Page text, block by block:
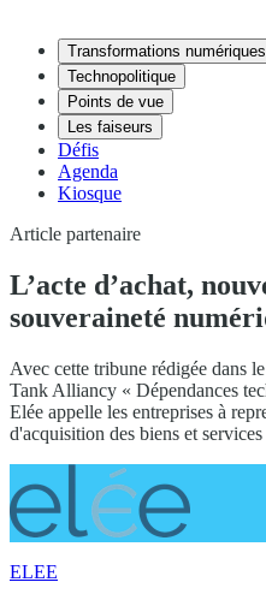
Transformations numériques
Technopolitique
Points de vue
Les faiseurs
Défis
Agenda
Kiosque
Article partenaire
L’acte d’achat,
souveraineté
Avec cette tribune rédigée dans
Tank Alliancy « Dépendances
Elée appelle les entreprises à
d'acquisition des biens et
ELEE